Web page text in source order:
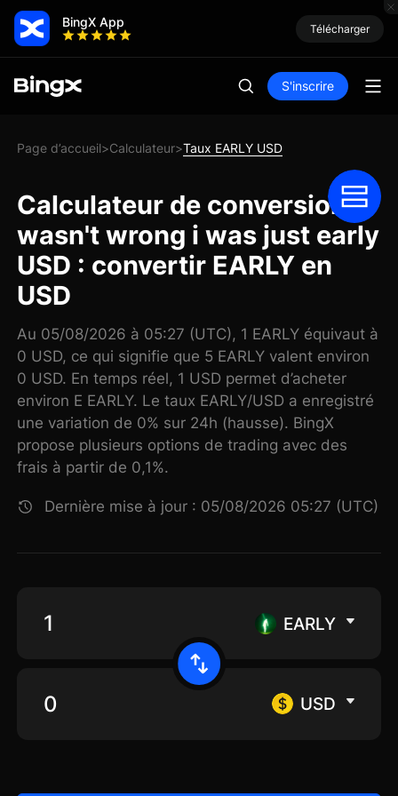
BingX App Télécharger
S'inscrire
Page d’accueil>Calculateur>Taux EARLY USD
Calculateur de conversion I
wasn't wrong i was just early
USD : convertir EARLY en
USD
Au 05/08/2026 à 05:27 (UTC), 1 EARLY équivaut à
0 USD, ce qui signifie que 5 EARLY valent environ
0 USD. En temps réel, 1 USD permet d’acheter
environ E EARLY. Le taux EARLY/USD a enregistré
une variation de 0% sur 24h (hausse). BingX
propose plusieurs options de trading avec des
frais à partir de 0,1%.
Dernière mise à jour : 05/08/2026 05:27 (UTC)
EARLY
USD